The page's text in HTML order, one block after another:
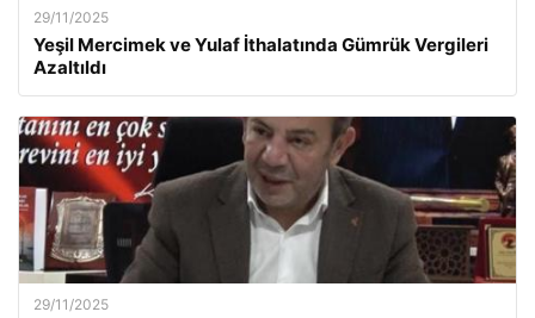
29/11/2025
Yeşil Mercimek ve Yulaf İthalatında Gümrük Vergileri
Azaltıldı
29/11/2025